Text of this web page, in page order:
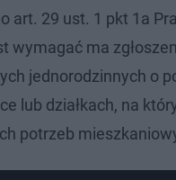
art. 29 ust. 1 pkt 1a
wymagać ma
jednorodzinnych o
lub działkach, na
potrzeb